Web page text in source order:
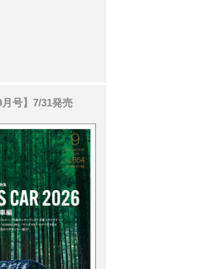
月号】7/31発売